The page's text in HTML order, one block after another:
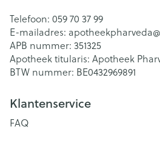
Telefoon: 059 70 37 99
E-mailadres: apotheekpharveda@
APB nummer: 351325
Apotheek titularis: Apotheek
BTW nummer: BE0432969891
Klantenservice
FAQ